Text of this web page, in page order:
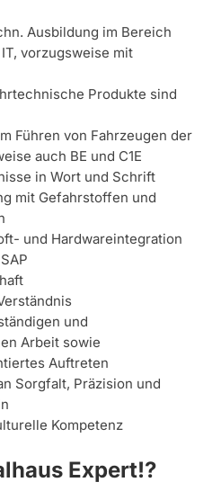
Ausbildung im Bereich
vorzugsweise mit
Produkte sind
Führen von Fahrzeugen der
auch BE und C1E
in Wort und Schrift
mit Gefahrstoffen und
und Hardwareintegration
und
Arbeit sowie
Auftreten
Sorgfalt, Präzision und
Kompetenz
Expert!?